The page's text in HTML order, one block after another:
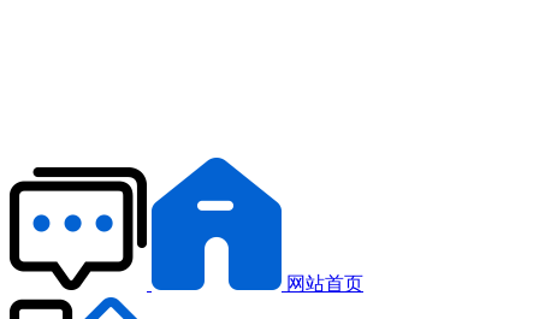
网站首页